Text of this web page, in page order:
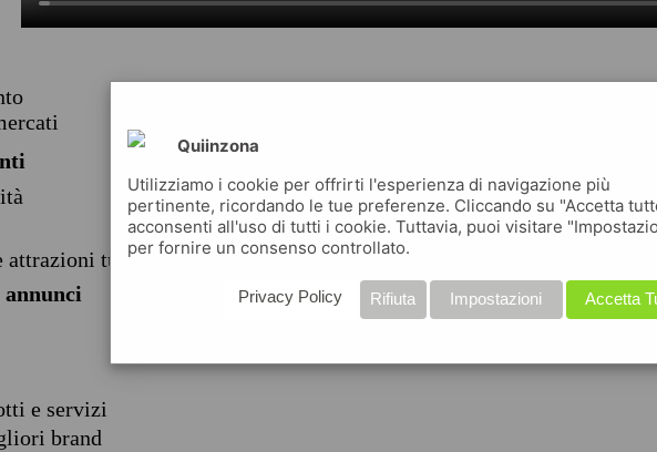
attrazioni turistiche
annunci
e servizi
brand
Quiinzona
Utilizziamo i cookie per offrirti l'esperienza di navigazione più
pertinente, ricordando le tue preferenze. Cliccando su "Accetta
acconsenti all'uso di tutti i cookie. Tuttavia, puoi visitare
per fornire un consenso controllato.
Accetta
Impostazioni
Rifiuta
Privacy Policy